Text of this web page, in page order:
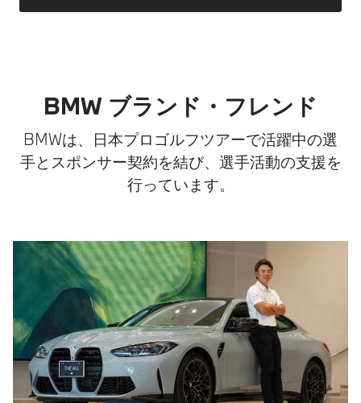
BMW ブランド・フレンド
BMWは、日本プロゴルフツアーで活躍中の選
手とスポンサー契約を結び、選手活動の支援を
行っています。